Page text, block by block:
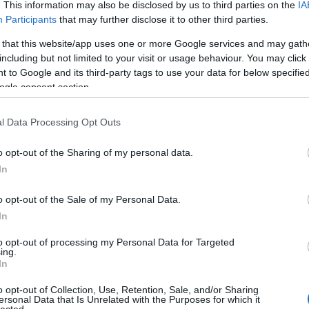
This information may also be disclosed by us to third parties on the
Participants that may further disclose it to other third parties.
that this website/app uses one or more Google services and may
but not limited to your visit or usage behaviour. You may
to Google and its third-party tags to use your data for below
consent section.
Data Processing Opt Outs
opt-out of the Sharing of my personal data.
opt-out of the Sale of my Personal Data.
opt-out of processing my Personal Data for Targeted
opt-out of Collection, Use, Retention, Sale, and/or Sharing
Data that Is Unrelated with the Purposes for which it
2016. március 10. danialves
Az új világ / The New
World (2005) - bővített
változat
rendszeresen feldolgozott
volt magától értetődő, hogy egy
tehát, hogy egy ennyire egyszerű, és
Tovább
11komment
2016. március 09.írta:FilmBaráth